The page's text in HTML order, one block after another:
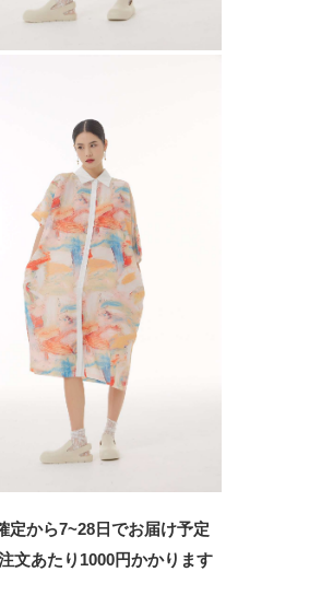
定から7~28日でお届け予定
文あたり 1000円かかります